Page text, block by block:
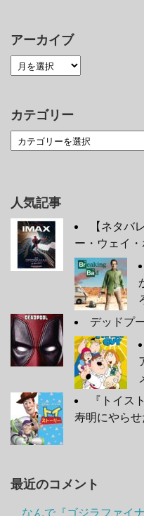
アーカイブ
カテゴリー
人気記事
【ネタバ
ー・ウェイ
デッドプ
『トイス
寿明にやら
最近のコメント
なんで『ゴジラファイ